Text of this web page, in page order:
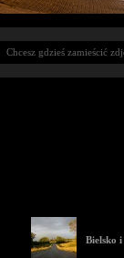
Chcesz gdzieś zamieścić
Bielsko